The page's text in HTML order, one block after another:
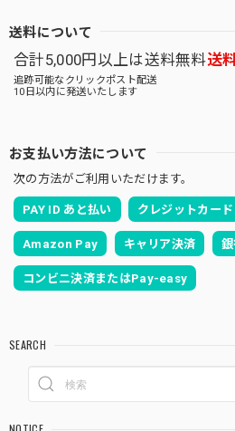
送料について
合計5,000円以上は送料無料送
追跡可能なクリックポスト配送
10日以内に発送いたします
お支払い方法について
次の方法がご利用いただけます。
PAY ID あと払い クレジットカード
Amazon Pay キャリア決済
コンビニ決済またはPay-easy
SEARCH